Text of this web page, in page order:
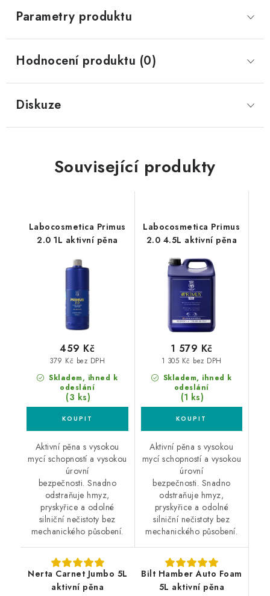
Parametry produktu
Hodnocení produktu (0)
Diskuze
Související produkty
Labocosmetica Primus
2.0 1L aktivní pěna
Skladem, ihned k
odeslání
(3 ks)
379 Kč bez DPH
459 Kč
Aktivní pěna s vysokou
mycí schopností a vysokou
úrovní
bezpečnosti. Snadno
odstraňuje hmyz,
pryskyřice a odolné
silniční nečistoty bez
mechanického působení.
Labocosmetica Primus
2.0 4.5L aktivní pěna
Skladem, ihned k
odeslání
(1 ks)
1 305 Kč bez DPH
1 579 Kč
Aktivní pěna s vysokou
mycí schopností a vysokou
úrovní
bezpečnosti. Snadno
odstraňuje hmyz,
pryskyřice a odolné
silniční nečistoty bez
mechanického působení.
Nerta Carnet Jumbo 5L
aktivní pěna
Bilt Hamber Auto Foam
5L aktivní pěna